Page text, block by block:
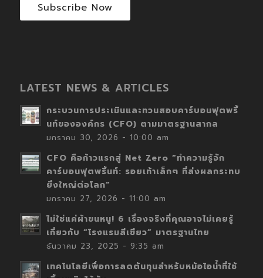
Subscribe Now
LATEST NEWS & ARTICLES
กระบวนการประเมินและทวนสอบคาร์บอนฟุตพริ้
นท์ขององค์กร (CFO) ตามมาตรฐานสากล
มกราคม 30, 2026 - 10:00 am
CFO คือก้าวแรกสู่ Net Zero “ทำความรู้จัก
คาร์บอนฟุตพริ้นท์: รอยเท้าเล็กๆ ที่ส่งผลกระทบ
ยิ่งใหญ่ต่อโลก”
มกราคม 27, 2026 - 11:00 am
ไม่ใช่แค่ผ้าขนหนู! 6 เรื่องจริงที่คุณอาจไม่เคยรู้
เกี่ยวกับ “โรงแรมสีเขียว” มาตรฐานไทย
ธันวาคม 23, 2025 - 9:35 am
เทคโนโลยีเพื่อการลดต้นทุนสำหรับหม้อไอน้ำที่ใช้